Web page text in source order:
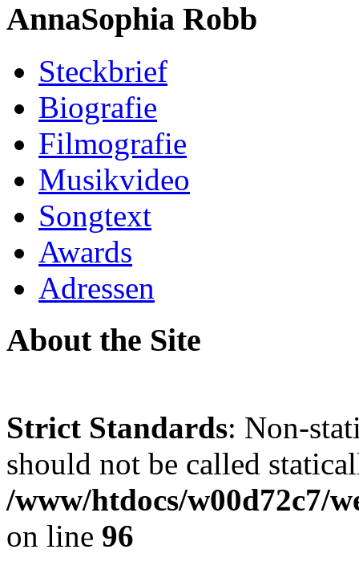
AnnaSophia Robb
Steckbrief
Biografie
Filmografie
Musikvideo
Songtext
Awards
Adressen
About the Site
Strict Standards: Non-
should not be called
/www/htdocs/w00d72c7/
on line 96